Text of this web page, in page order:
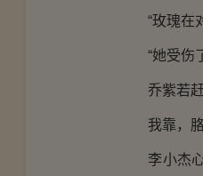
“玫瑰在对
“她受伤了
乔紫若赶
我靠，胳
李小杰心